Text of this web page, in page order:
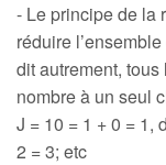
- Le principe de la
réduire
dit autrement,
nombre à un seul
J = 10 = 1 + 0 = 1,
2 = 3; etc